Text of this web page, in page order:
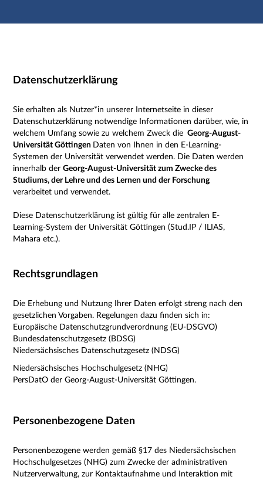
Hauptnavigation
Impressum
Datenschutzerklärung
Sie erhalten als Nutzer*in unserer Internetseite in dieser
Datenschutzerklärung notwendige Informationen darüber, wie, in
welchem Umfang sowie zu welchem Zweck die Georg-August-
Universität Göttingen Daten von Ihnen in den E-Learning-
Systemen der Universität verwendet werden. Die Daten werden
innerhalb derGeorg-August-Universität zum Zwecke des
Studiums, der Lehre und des Lernen und der Forschung
verarbeitet und verwendet.
Diese Datenschutzerklärung ist gültig für alle zentralen E-
Learning-System der Universität Göttingen (Stud.IP / ILIAS,
Mahara etc.).
Rechtsgrundlagen
Die Erhebung und Nutzung Ihrer Daten erfolgt streng nach den
gesetzlichen Vorgaben. Regelungen dazu finden sich in:
Europäische Datenschutzgrundverordnung (EU-DSGVO)
Bundesdatenschutzgesetz (BDSG)
Niedersächsisches Datenschutzgesetz (NDSG)
Niedersächsisches Hochschulgesetz (NHG)
PersDatO der Georg-August-Universität Göttingen.
Personenbezogene Daten
Personenbezogene werden gemäß §17 des Niedersächsischen
Hochschulgesetzes (NHG) zum Zwecke der administrativen
Nutzerverwaltung, zur Kontaktaufnahme und Interaktion mit